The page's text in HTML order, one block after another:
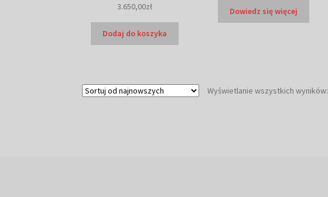
3.650,00zł
Dodaj do koszyka
Dowiedz się więcej
Wyświetlanie wszystkich